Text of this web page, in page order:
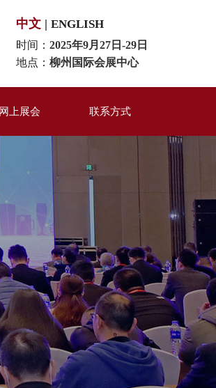
中文 | ENGLISH
时间： 2025年9月27日-29日
地点： 柳州国际会展中心
网上展会
械装备展区
供应链展区
包装材料区
互动体验区
联系方式
在线留言